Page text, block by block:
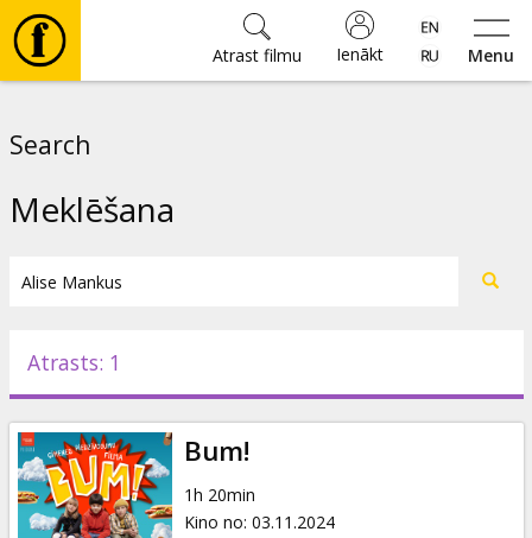
Menu
Ienākt
Atrast filmu
Pasākumi
Ziņas
Search
Meklēšana
Atrasts: 1
Bum!
1h 20min
Kino no: 03.11.2024